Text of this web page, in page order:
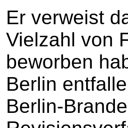
Er verweist
Vielzahl von
beworben
Berlin
Berlin-